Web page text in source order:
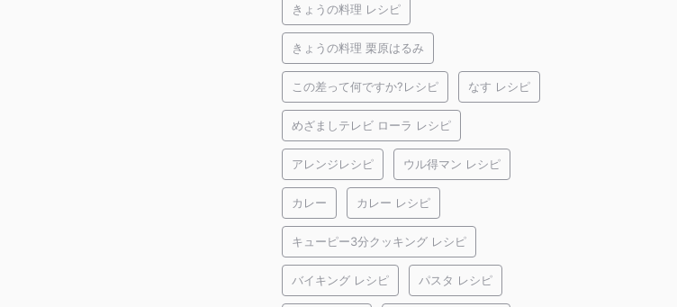
きょうの料理 レシピ
きょうの料理 栗原はるみ
この差って何ですか?レシピ なす レシピ
めざましテレビ ローラ レシピ
アレンジレシピ ウル得マン レシピ
カレー カレー レシピ
キューピー3分クッキング レシピ
バイキング レシピ パスタ レシピ